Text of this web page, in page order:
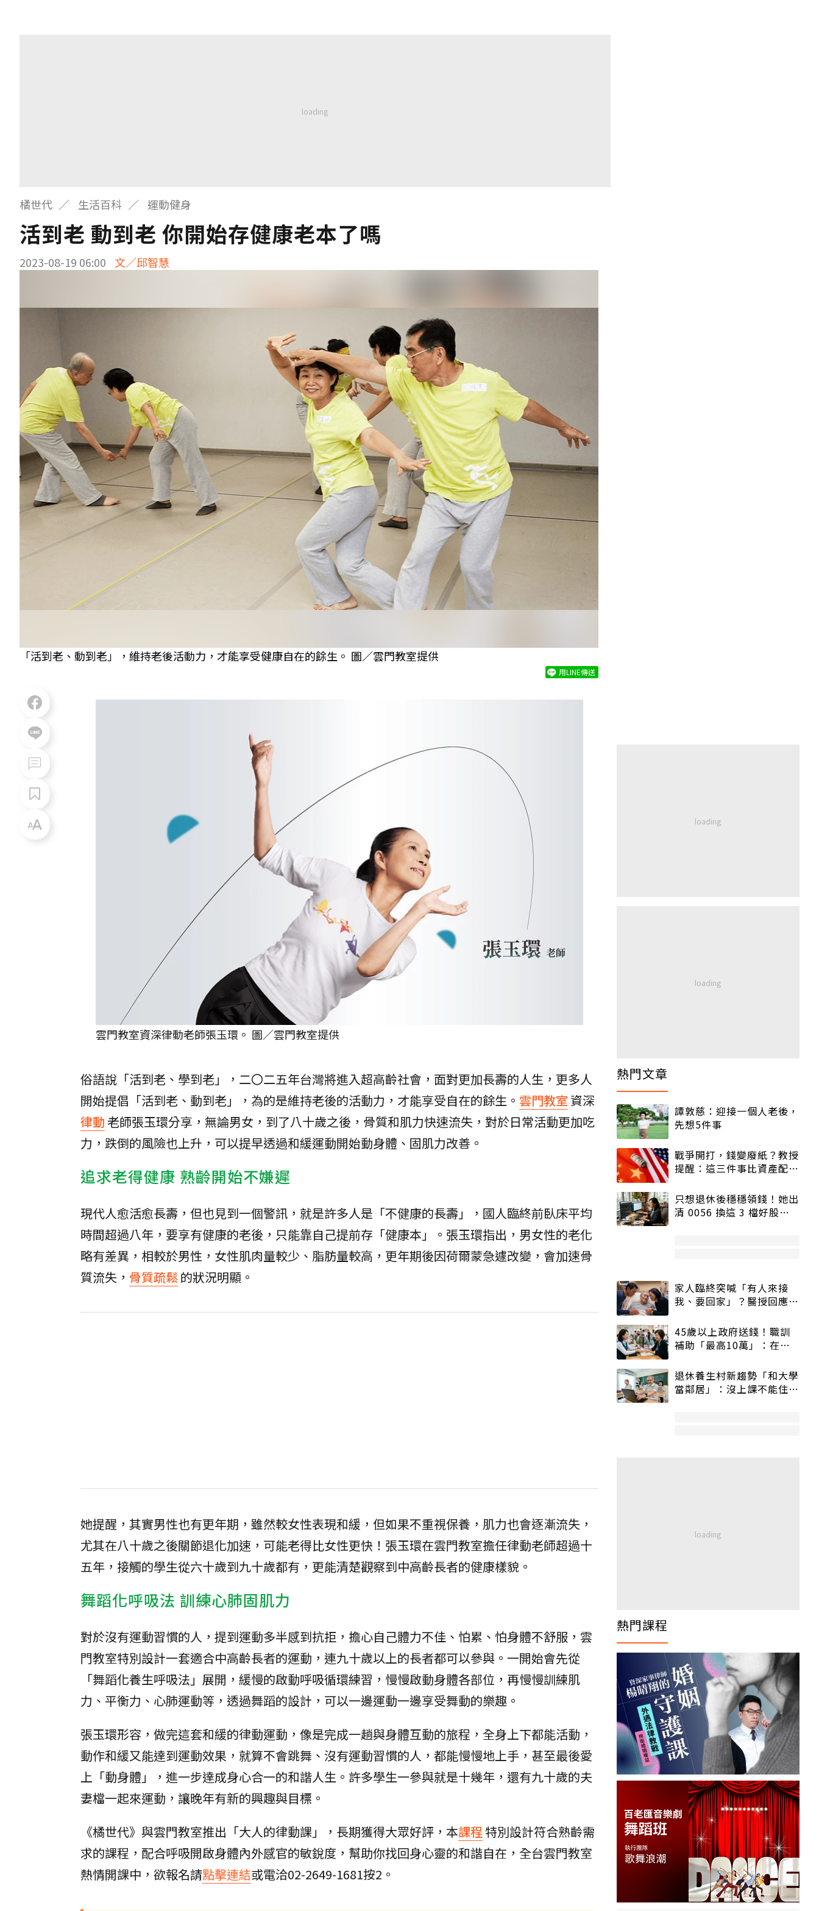
橘世代 生活百科 運動健身
活到老 動到老 你開始存健康老本了嗎
2023-08-19 06:00 文／邱智慧
「活到老、動到老」，維持老後活動力，才能享受健康自在的餘生。 圖／雲門教室提供
用LINE傳送
雲門教室資深律動老師張玉環。 圖／雲門教室提供
俗語說「活到老、學到老」，二〇二五年台灣將進入超高齡社會，面對更加長壽的人生，更多人
開始提倡「活到老、動到老」，為的是維持老後的活動力，才能享受自在的餘生。 雲門教室 資深
律動老師張玉環分享，無論男女，到了八十歲之後，骨質和肌力快速流失，對於日常活動更加吃
力，跌倒的風險也上升，可以提早透過和緩運動開始動身體、固肌力改善。
追求老得健康 熟齡開始不嫌遲
現代人愈活愈長壽，但也見到一個警訊，就是許多人是「不健康的長壽」，國人臨終前臥床平均
時間超過八年，要享有健康的老後，只能靠自己提前存「健康本」。張玉環指出，男女性的老化
略有差異，相較於男性，女性肌肉量較少、脂肪量較高，更年期後因荷爾蒙急遽改變，會加速骨
質流失， 骨質疏鬆的狀況明顯。
她提醒，其實男性也有更年期，雖然較女性表現和緩，但如果不重視保養，肌力也會逐漸流失，
尤其在八十歲之後關節退化加速，可能老得比女性更快！張玉環在雲門教室擔任律動老師超過十
五年，接觸的學生從六十歲到九十歲都有，更能清楚觀察到中高齡長者的健康樣貌。
舞蹈化呼吸法 訓練心肺固肌力
對於沒有運動習慣的人，提到運動多半感到抗拒，擔心自己體力不佳、怕累、怕身體不舒服，雲
門教室特別設計一套適合中高齡長者的運動，連九十歲以上的長者都可以參與。一開始會先從
「舞蹈化養生呼吸法」展開，緩慢的啟動呼吸循環練習，慢慢啟動身體各部位，再慢慢訓練肌
力、平衡力、心肺運動等，透過舞蹈的設計，可以一邊運動一邊享受舞動的樂趣。
張玉環形容，做完這套和緩的律動運動，像是完成一趟與身體互動的旅程，全身上下都能活動，
動作和緩又能達到運動效果，就算不會跳舞、沒有運動習慣的人，都能慢慢地上手，甚至最後愛
上「動身體」，進一步達成身心合一的和諧人生。許多學生一參與就是十幾年，還有九十歲的夫
妻檔一起來運動，讓晚年有新的興趣與目標。
《橘世代》與雲門教室推出「大人的律動課」，長期獲得大眾好評，本課程 特別設計符合熟齡需
求的課程，配合呼吸開啟身體內外感官的敏銳度，幫助你找回身心靈的和諧自在，全台雲門教室
熱情開課中，欲報名請點擊連結或電洽02-2649-1681按2。
熱門文章
譚敦慈：迎接一個人老後，
先想5件事
戰爭開打，錢變廢紙？教授
提醒：這三件事比資產配置
只想退休後穩穩領錢！她出
清 0056 換這 3 檔好股：
家人臨終突喊「有人來接
我、要回家」？醫授回應方
45歲以上政府送錢！職訓
補助「最高10萬」：在
退休養生村新趨勢「和大學
當鄰居」：沒上課不能住、
熱門課程